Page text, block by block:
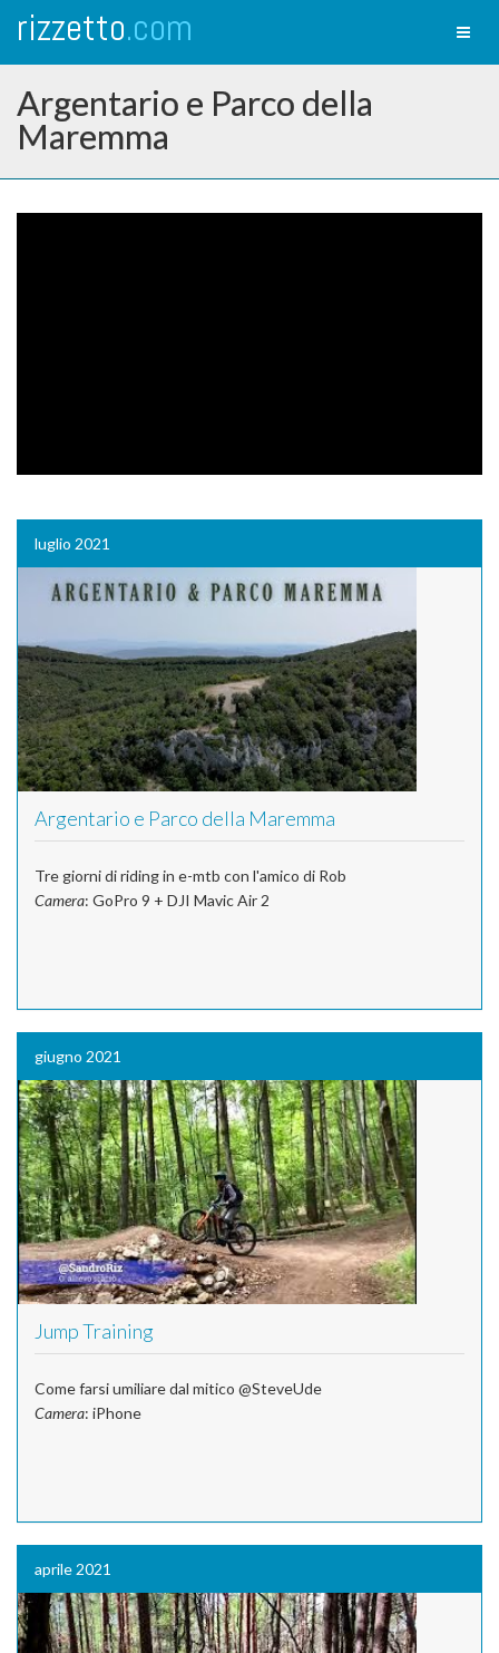
rizzetto.com
Argentario e Parco della
Maremma
luglio 2021
Argentario e Parco della Maremma
Tre giorni di riding in e-mtb con l'amico di Rob
Camera: GoPro 9 + DJI Mavic Air 2
giugno 2021
Jump Training
Come farsi umiliare dal mitico @SteveUde
Camera: iPhone
aprile 2021